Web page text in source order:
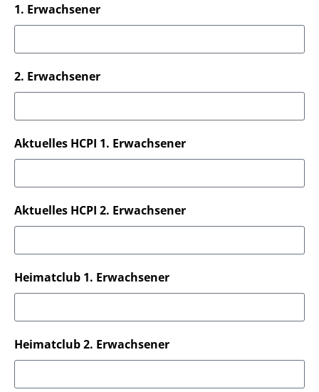
1. Erwachsener
2. Erwachsener
Aktuelles HCPI 1. Erwachsener
Aktuelles HCPI 2. Erwachsener
Heimatclub 1. Erwachsener
Heimatclub 2. Erwachsener